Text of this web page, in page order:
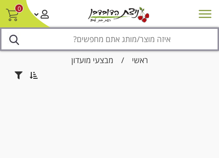
0
מבצעים סניפים צור קשר/ביטול הזמנה
ראשי / מבצעי מועדון